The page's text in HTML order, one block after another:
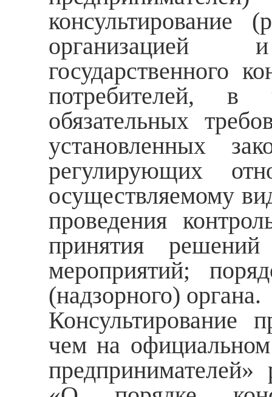
консультирование
организацией
государственного
потребителей, в
обязательных
установленных
регулирующих
осуществляемому
проведения
принятия
мероприятий;
(надзорного) органа.
Консультирование
чем на